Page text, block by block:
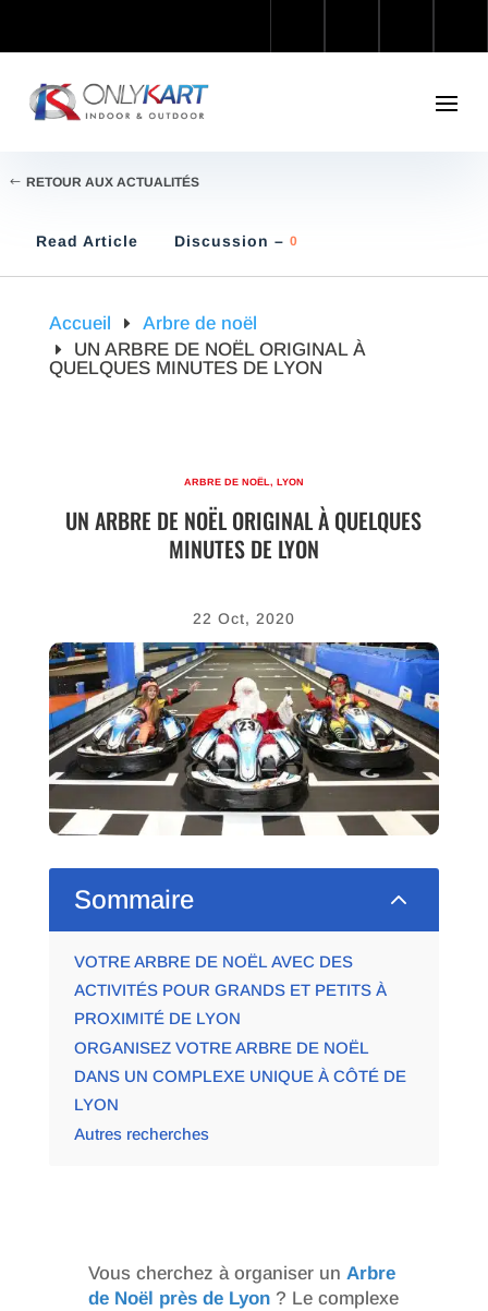
RETOUR AUX ACTUALITÉS
Read Article Discussion – 0
Accueil
Arbre de noël
UN ARBRE DE NOËL ORIGINAL À
QUELQUES MINUTES DE LYON
ARBRE DE NOËL, LYON
UN ARBRE DE NOËL ORIGINAL À QUELQUES
MINUTES DE LYON
22 Oct, 2020
Sommaire 2
VOTRE ARBRE DE NOËL AVEC DES
ACTIVITÉS POUR GRANDS ET PETITS À
PROXIMITÉ DE LYON
ORGANISEZ VOTRE ARBRE DE NOËL
DANS UN COMPLEXE UNIQUE À CÔTÉ DE
LYON
Autres recherches
Vous cherchez à organiser un Arbre
de Noël près de Lyon? Le complexe